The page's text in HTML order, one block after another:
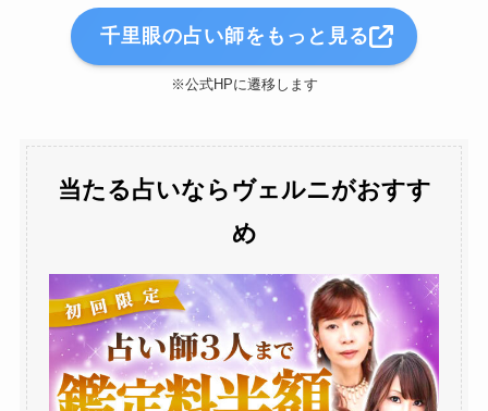
千里眼の占い師をもっと見る
※公式HPに遷移します
当たる占いならヴェルニがおすす
め